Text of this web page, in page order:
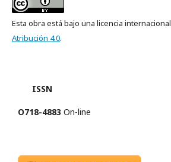
Esta obra está bajo una licencia internacional
Atribución 4.0.
ISSN
O718-4883 On-line